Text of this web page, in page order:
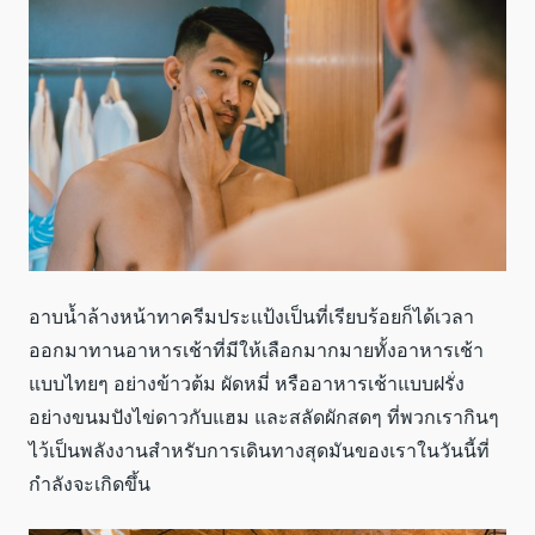
อาบน้ำล้างหน้าทาครีมประแป้งเป็นที่เรียบร้อยก็ได้เวลา
ออกมาทานอาหารเช้าที่มีให้เลือกมากมายทั้งอาหารเช้า
แบบไทยๆ อย่างข้าวต้ม ผัดหมี่ หรืออาหารเช้าแบบฝรั่ง
อย่างขนมปังไข่ดาวกับแฮม และสลัดผักสดๆ ที่พวกเรากินๆ
ไว้เป็นพลังงานสำหรับการเดินทางสุดมันของเราในวันนี้ที่
กำลังจะเกิดขึ้น